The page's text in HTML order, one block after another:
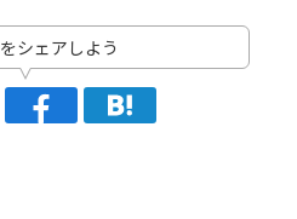
シェアしよう